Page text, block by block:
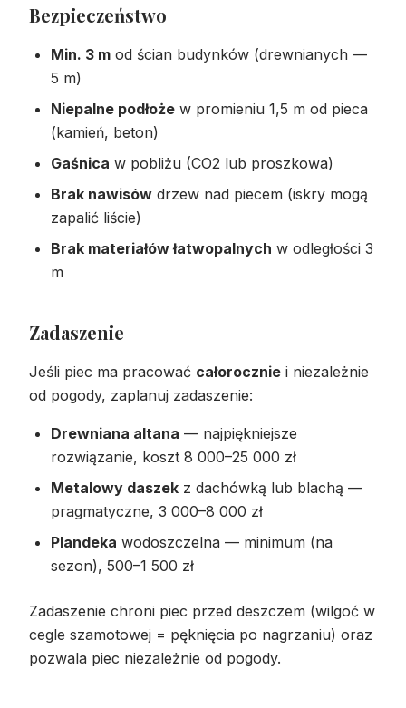
Bezpieczeństwo
Min. 3 m od ścian budynków (drewnianych —
5 m)
Niepalne podłoże w promieniu 1,5 m od pieca
(kamień, beton)
Gaśnica w pobliżu (CO2 lub proszkowa)
Brak nawisów drzew nad piecem (iskry mogą
zapalić liście)
Brak materiałów łatwopalnych w odległości 3
m
Zadaszenie
Jeśli piec ma pracować całorocznie i niezależnie
od pogody, zaplanuj zadaszenie:
Drewniana altana — najpiękniejsze
rozwiązanie, koszt 8 000–25 000 zł
Metalowy daszek z dachówką lub blachą —
pragmatyczne, 3 000–8 000 zł
Plandeka wodoszczelna — minimum (na
sezon), 500–1 500 zł
Zadaszenie chroni piec przed deszczem (wilgoć w
cegle szamotowej = pęknięcia po nagrzaniu) oraz
pozwala piec niezależnie od pogody.